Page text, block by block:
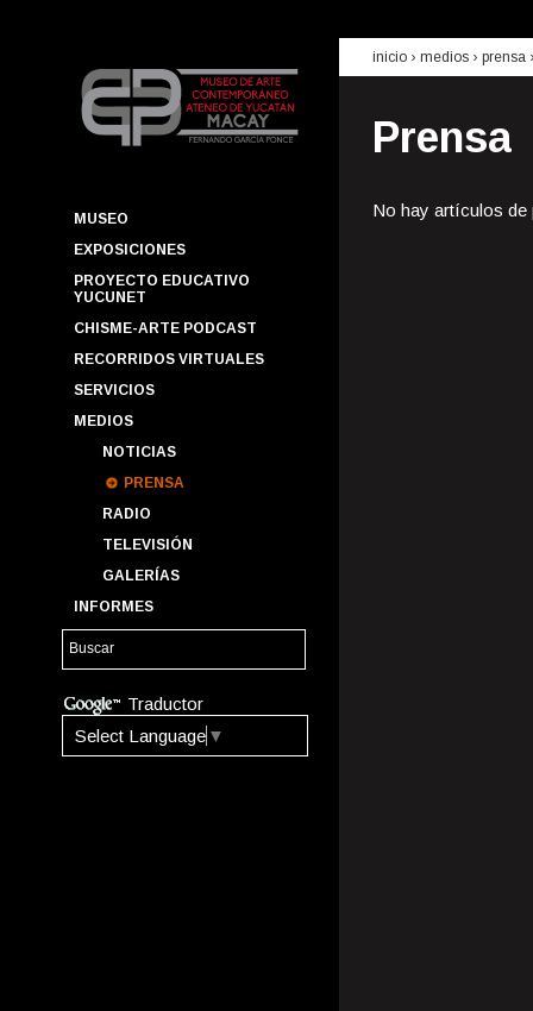
MUSEO
EXPOSICIONES
PROYECTO EDUCATIVO
YUCUNET
CHISME-ARTE PODCAST
RECORRIDOS VIRTUALES
SERVICIOS
MEDIOS
NOTICIAS
PRENSA
RADIO
TELEVISIÓN
GALERÍAS
INFORMES
Traductor
Select Language ▼
inicio › medios › prensa
Prensa
No hay artículos de